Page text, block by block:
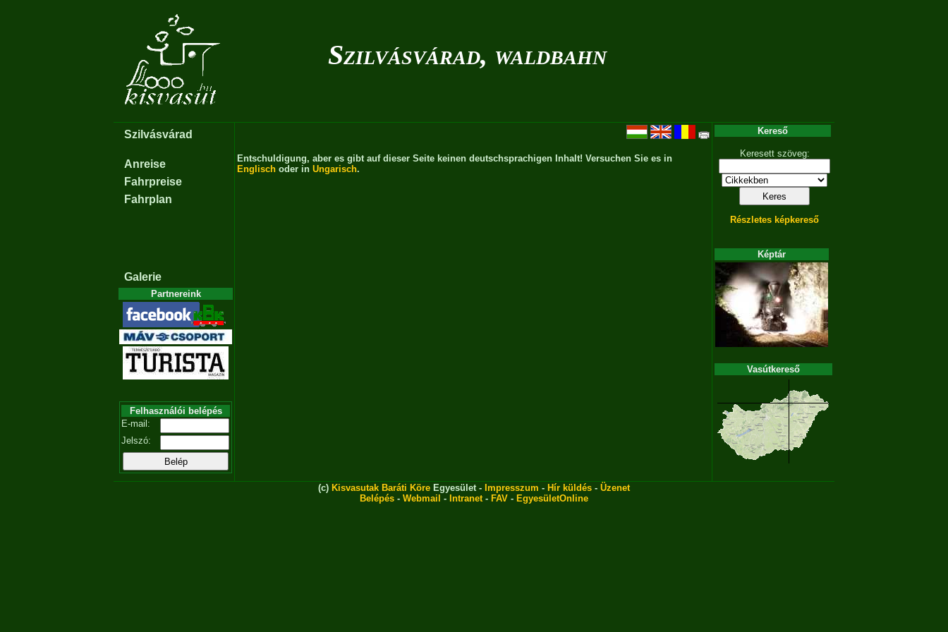
Szilvásvárad, waldbahn
Szilvásvárad
Anreise
Fahrpreise
Fahrplan
Galerie
Partnereink
Felhasználói belépés
E-mail:
Jelszó:
Entschuldigung, aber es gibt auf dieser Seite keinen deutschsprachigen Inhalt! Versuchen Sie es in
Englisch oder in Ungarisch.
Kereső
Keresett szöveg:
Részletes képkereső
Képtár
Vasútkereső
(c) Kisvasutak Baráti Köre Egyesület - Impresszum - Hír küldés - Üzenet
Belépés - Webmail - Intranet- FAV - EgyesületOnline